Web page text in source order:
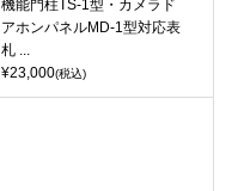
機能門柱TS-1型・カメラド
アホンパネルMD-1型対応表
札 ...
¥23,000(税込)